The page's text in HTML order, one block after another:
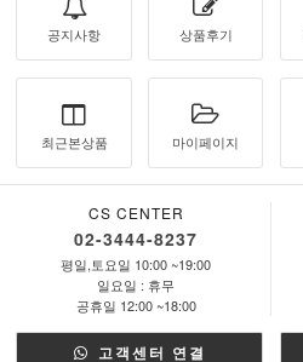
공지사항 상품후기
최근본상품 마이페이지
CS CENTER
02-3444-8237
평일,토요일 10:00 ~19:00
일요일 : 휴무
공휴일 12:00 ~18:00
고객센터 연결